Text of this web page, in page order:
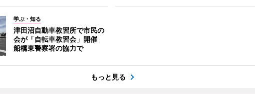
学ぶ・知る
津田沼自動車教習所で市民の
会が「自転車教習会」開催
船橋東警察署の協力で
もっと見る